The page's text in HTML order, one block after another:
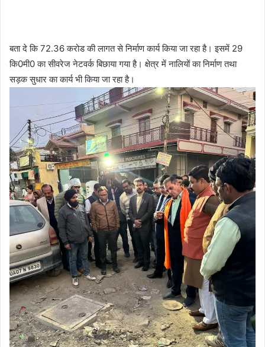
बता दे कि 72.36 करोड की लागत से निर्माण कार्य किया जा रहा है। इसमें 29
कि0मी0 का सीवरेज नेटवर्क बिछाया गया है। क्षेत्र में नालियों का निर्माण तथा
सड़क सुधार का कार्य भी किया जा रहा है।